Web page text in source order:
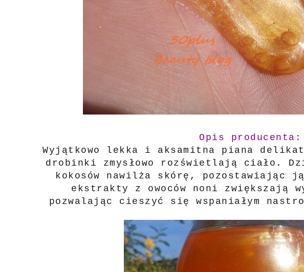
Opis producenta:
Wyjątkowo lekka i aksamitna piana
drobinki zmysłowo rozświetlają ciało.
kokosów nawilża skórę, pozostawiając
ekstrakty z owoców noni zwiększają
pozwalając cieszyć się wspaniałym